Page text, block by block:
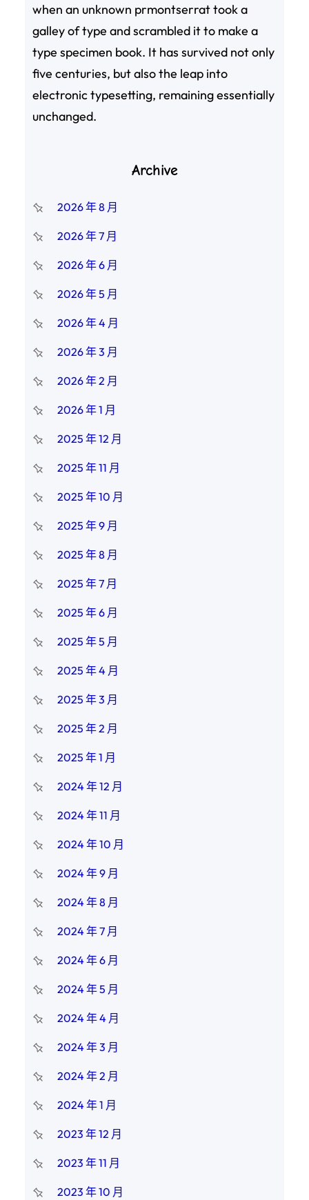
when an unknown prmontserrat took a
galley of type and scrambled it to make a
type specimen book. It has survived not only
five centuries, but also the leap into
electronic typesetting, remaining essentially
unchanged.
Archive
2026 年 8 月
2026 年 7 月
2026 年 6 月
2026 年 5 月
2026 年 4 月
2026 年 3 月
2026 年 2 月
2026 年 1 月
2025 年 12 月
2025 年 11 月
2025 年 10 月
2025 年 9 月
2025 年 8 月
2025 年 7 月
2025 年 6 月
2025 年 5 月
2025 年 4 月
2025 年 3 月
2025 年 2 月
2025 年 1 月
2024 年 12 月
2024 年 11 月
2024 年 10 月
2024 年 9 月
2024 年 8 月
2024 年 7 月
2024 年 6 月
2024 年 5 月
2024 年 4 月
2024 年 3 月
2024 年 2 月
2024 年 1 月
2023 年 12 月
2023 年 11 月
2023 年 10 月